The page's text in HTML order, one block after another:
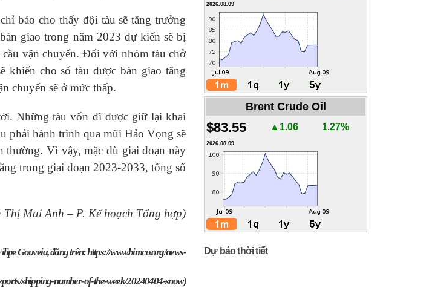
báo cho thấy đội tàu sẽ tăng trưởng
giao trong năm 2023 dự kiến sẽ bị
vận chuyển. Đối với nhóm tàu chở
khiến cho số tàu được bàn giao tăng
chuyển sẽ ở mức thấp.
Những tàu vốn dĩ được giữ lại khai
phải hành trình qua mũi Hảo Vọng sẽ
Vì vậy, mặc dù giai đoạn này
trong giai đoạn 2023-2033, tổng số
Thị Mai Anh – P. Kế hoạch Tổng hợp)
Gouveia, đăng trên: https://www.bimco.org/news-
shipping-number-of-the-week/20240404-snow)
2026.08.09
Brent Crude Oil
$83.55 ▲1.06 1.27%
2026.08.09
Dự báo thời tiết